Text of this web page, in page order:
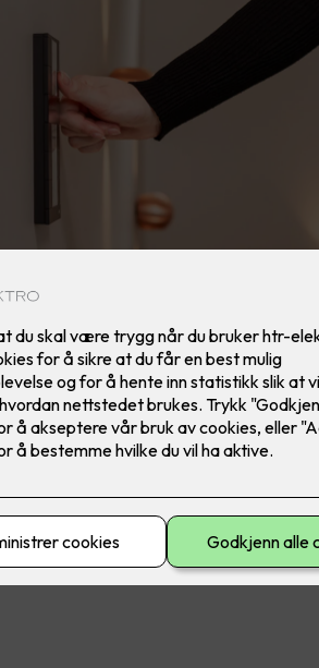
El-sikkerhet Ferdig montert